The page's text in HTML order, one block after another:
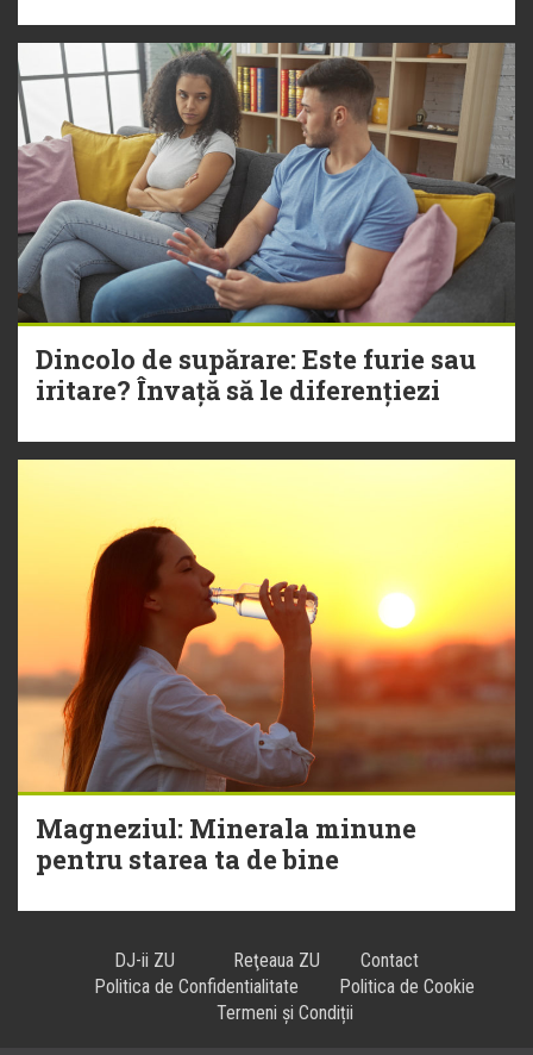
Dincolo de supărare: Este furie sau
iritare? Învață să le diferențiezi
Magneziul: Minerala minune
pentru starea ta de bine
DJ-ii ZU Reţeaua ZU
Contact
Politica de Confidentialitate
Politica de Cookie
Termeni și Condiții